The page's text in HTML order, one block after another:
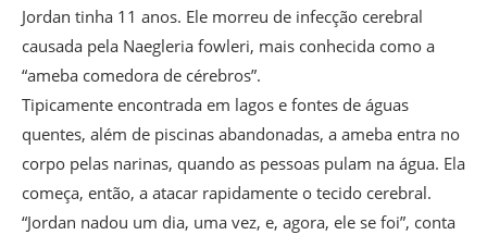
Jordan tinha 11 anos. Ele morreu de infecção cerebral
causada pela Naegleria fowleri, mais conhecida como a
“ameba comedora de cérebros”.
Tipicamente encontrada em lagos e fontes de águas
quentes, além de piscinas abandonadas, a ameba entra no
corpo pelas narinas, quando as pessoas pulam na água. Ela
começa, então, a atacar rapidamente o tecido cerebral.
“Jordan nadou um dia, uma vez, e, agora, ele se foi”, conta